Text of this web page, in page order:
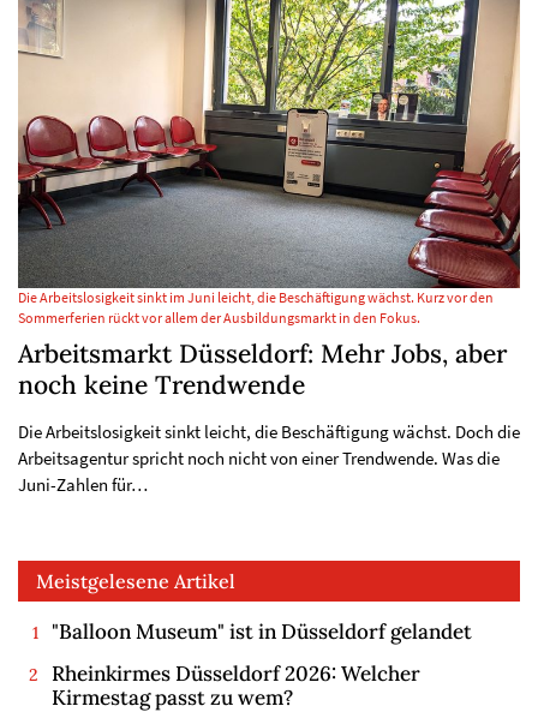
Die Arbeitslosigkeit sinkt im Juni leicht, die Beschäftigung wächst. Kurz vor den
Sommerferien rückt vor allem der Ausbildungsmarkt in den Fokus.
Arbeitsmarkt Düsseldorf: Mehr Jobs, aber
noch keine Trendwende
Die Arbeitslosigkeit sinkt leicht, die Beschäftigung wächst. Doch die
Arbeitsagentur spricht noch nicht von einer Trendwende. Was die
Juni-Zahlen für…
Meistgelesene Artikel
"Balloon Museum" ist in Düsseldorf gelandet
Rheinkirmes Düsseldorf 2026: Welcher
Kirmestag passt zu wem?